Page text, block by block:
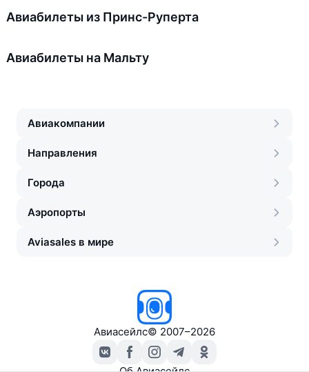
Авиабилеты из Принс-Руперта
Авиабилеты на Мальту
Авиакомпании
Направления
Города
Аэропорты
Aviasales в мире
Авиасейлс© 2007–2026